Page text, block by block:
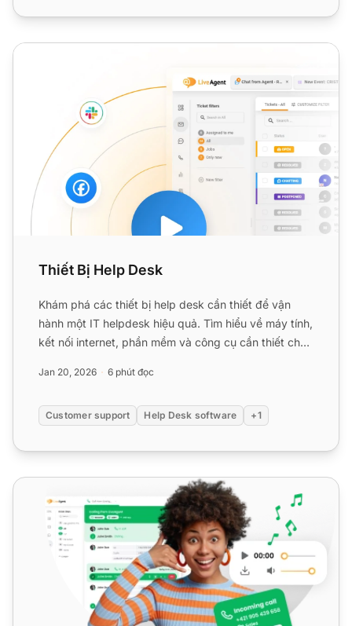
Thiết Bị Help Desk
Thiết Bị Help Desk
Khám phá các thiết bị help desk cần thiết để vận
hành một IT helpdesk hiệu quả. Tìm hiểu về máy tính,
kết nối internet, phần mềm và công cụ cần thiết cho
Jan 20, 2026 6 phút đọc
Customer support Help Desk software +1
15 phần mềm trung tâm cuộc gọi đến tốt nhất được kiểm